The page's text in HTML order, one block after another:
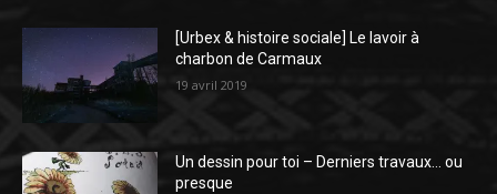
[Urbex & histoire sociale] Le lavoir à
charbon de Carmaux
19 avril 2019
Un dessin pour toi – Derniers travaux… ou
presque